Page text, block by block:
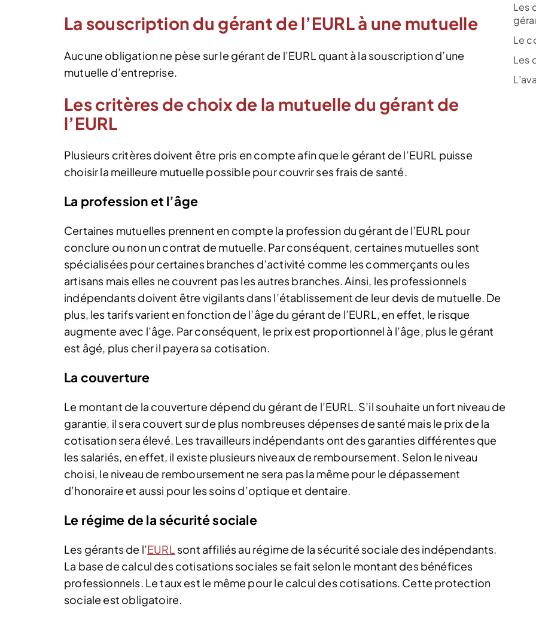
La souscription du gérant de l’EURL à une mutuelle
Aucune obligation ne pèse sur le gérant de l’EURL quant à la souscription d’une
mutuelle d’entreprise.
Les critères de choix de la mutuelle du gérant de
l’EURL
Plusieurs critères doivent être pris en compte afin que le gérant de l’EURL puisse
choisir la meilleure mutuelle possible pour couvrir ses frais de santé.
La profession et l’âge
Certaines mutuelles prennent en compte la profession du gérant de l’EURL pour
conclure ou non un contrat de mutuelle. Par conséquent, certaines mutuelles sont
spécialisées pour certaines branches d’activité comme les commerçants ou les
artisans mais elles ne couvrent pas les autres branches. Ainsi, les professionnels
indépendants doivent être vigilants dans l’établissement de leur devis de mutuelle. De
plus, les tarifs varient en fonction de l’âge du gérant de l’EURL, en effet, le risque
augmente avec l’âge. Par conséquent, le prix est proportionnel à l’âge, plus le gérant
est âgé, plus cher il payera sa cotisation.
La couverture
Le montant de la couverture dépend du gérant de l’EURL. S’il souhaite un fort niveau de
garantie, il sera couvert sur de plus nombreuses dépenses de santé mais le prix de la
cotisation sera élevé. Les travailleurs indépendants ont des garanties différentes que
les salariés, en effet, il existe plusieurs niveaux de remboursement. Selon le niveau
choisi, le niveau de remboursement ne sera pas la même pour le dépassement
d’honoraire et aussi pour les soins d’optique et dentaire.
Le régime de la sécurité sociale
Les gérants de l’EURL sont affiliés au régime de la sécurité sociale des indépendants.
La base de calcul des cotisations sociales se fait selon le montant des bénéfices
professionnels. Le taux est le même pour le calcul des cotisations. Cette protection
sociale est obligatoire.
Les
Le
Les